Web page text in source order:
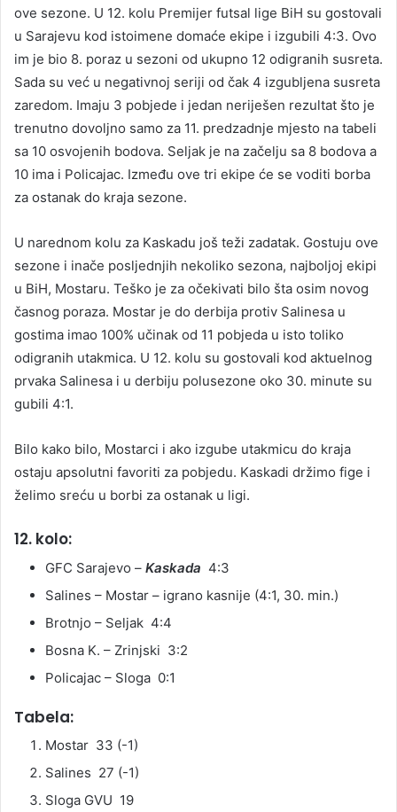
ove sezone. U 12. kolu Premijer futsal lige BiH su gostovali
u Sarajevu kod istoimene domaće ekipe i izgubili 4:3. Ovo
im je bio 8. poraz u sezoni od ukupno 12 odigranih susreta.
Sada su već u negativnoj seriji od čak 4 izgubljena susreta
zaredom. Imaju 3 pobjede i jedan neriješen rezultat što je
trenutno dovoljno samo za 11. predzadnje mjesto na tabeli
sa 10 osvojenih bodova. Seljak je na začelju sa 8 bodova a
10 ima i Policajac. Između ove tri ekipe će se voditi borba
za ostanak do kraja sezone.
U narednom kolu za Kaskadu još teži zadatak. Gostuju ove
sezone i inače posljednjih nekoliko sezona, najboljoj ekipi
u BiH, Mostaru. Teško je za očekivati bilo šta osim novog
časnog poraza. Mostar je do derbija protiv Salinesa u
gostima imao 100% učinak od 11 pobjeda u isto toliko
odigranih utakmica. U 12. kolu su gostovali kod aktuelnog
prvaka Salinesa i u derbiju polusezone oko 30. minute su
gubili 4:1.
Bilo kako bilo, Mostarci i ako izgube utakmicu do kraja
ostaju apsolutni favoriti za pobjedu. Kaskadi držimo fige i
želimo sreću u borbi za ostanak u ligi.
12. kolo:
GFC Sarajevo – Kaskada 4:3
Salines – Mostar – igrano kasnije (4:1, 30. min.)
Brotnjo – Seljak 4:4
Bosna K. – Zrinjski 3:2
Policajac – Sloga 0:1
Tabela:
Mostar 33 (-1)
Salines 27 (-1)
Sloga GVU 19